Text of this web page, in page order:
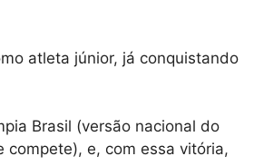
atleta júnior, já conquistando
Brasil (versão nacional do
compete), e, com essa vitória,